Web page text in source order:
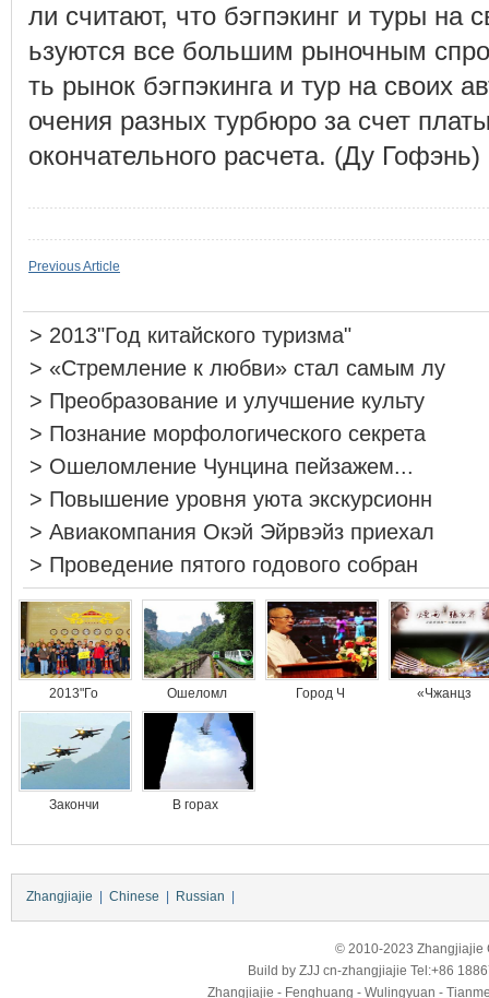
ли считают, что бэгпэкинг и туры на
ьзуются все большим рыночным
ть рынок бэгпэкинга и тур на своих
очения разных турбюро за счет
окончательного расчета. (Ду Гофэнь)
Previous Article
> 2013"Год китайского туризма"
> «Стремление к любви» стал самым лу
> Преобразование и улучшение культу
> Познание морфологического секрета
> Ошеломление Чунцина пейзажем...
> Повышение уровня уюта экскурсионн
> Авиакомпания Окэй Эйрвэйз приехал
> Проведение пятого годового собран
2013"Го Ошеломл Город Ч «Чжанцз
Закончи В горах
Zhangjiajie Chinese Russian
© 2010-2023 Zhangjiajie
Build by ZJJ cn-zhangjiajie Tel:+86
Zhangjiajie - Fenghuang - Wulingyuan -